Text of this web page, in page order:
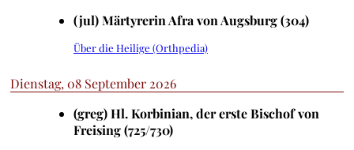
(jul) Märtyrerin Afra von Augsburg (304)
Über die Heilige (Orthpedia)
Dienstag, 08 September 2026
(greg) Hl. Korbinian, der erste Bischof von
Freising (725/730)